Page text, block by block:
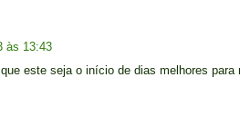
às 13:43
este seja o início de dias melhores para